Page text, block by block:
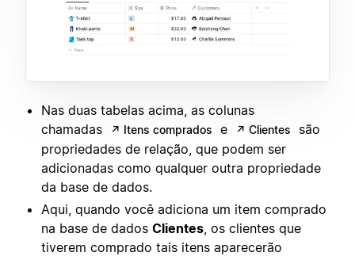
Nas duas tabelas acima, as colunas
chamadas
↗ Itens comprados e ↗ Clientes
são
propriedades de relação, que podem ser
adicionadas como qualquer outra propriedade
da base de dados.
Aqui, quando você adiciona um item comprado
na base de dados Clientes , os clientes que
tiverem comprado tais itens aparecerão